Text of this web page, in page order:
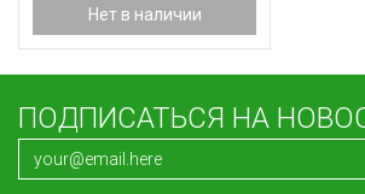
Нет в наличии
ПОДПИСАТЬСЯ НА